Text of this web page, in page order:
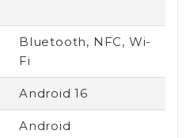
Bluetooth, NFC, Wi-
Fi
Android 16
Android